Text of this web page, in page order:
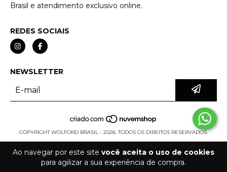
Ao navegar por este site você aceita o uso de cookies
para agilizar a sua experiência de compra.
Brasil e atendimento exclusivo online.
REDES SOCIAIS
NEWSLETTER
COPYRIGHT WOLFORD BRASIL - 2026. TODOS OS DIREITOS RESERVADOS.